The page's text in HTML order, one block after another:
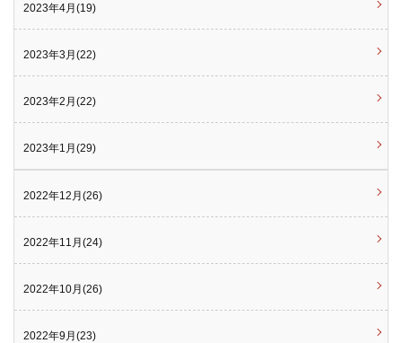
2023年4月(19)
2023年3月(22)
2023年2月(22)
2023年1月(29)
2022年12月(26)
2022年11月(24)
2022年10月(26)
2022年9月(23)